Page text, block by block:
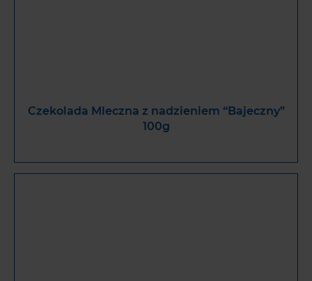
Czekolada Mleczna z nadzieniem “Bajeczny”
100g